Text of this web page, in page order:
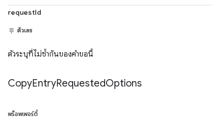
requestId
ตัวเลข
ตัวระบุที่ไม่ซ้ำกันของคำขอนี้
CopyEntryRequestedOptions
พร็อพเพอร์ตี้